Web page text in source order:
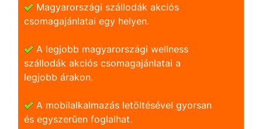
Magyarországi szállodák akciós
csomagajánlatai egy helyen.
A legjobb magyarországi wellness
szállodák akciós csomagajánlatai a
legjobb árakon.
A mobilalkalmazás letöltésével gyorsan
és egyszerũen foglalhat.